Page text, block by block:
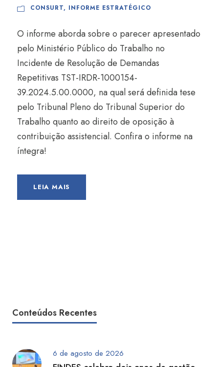
CONSURT, INFORME ESTRATÉGICO
O informe aborda sobre o parecer apresentado
pelo Ministério Público do Trabalho no
Incidente de Resolução de Demandas
Repetitivas TST-IRDR-1000154-
39.2024.5.00.0000, na qual será definida tese
pelo Tribunal Pleno do Tribunal Superior do
Trabalho quanto ao direito de oposição à
contribuição assistencial. Confira o informe na
íntegra!
LEIA MAIS
Conteúdos Recentes
6 de agosto de 2026